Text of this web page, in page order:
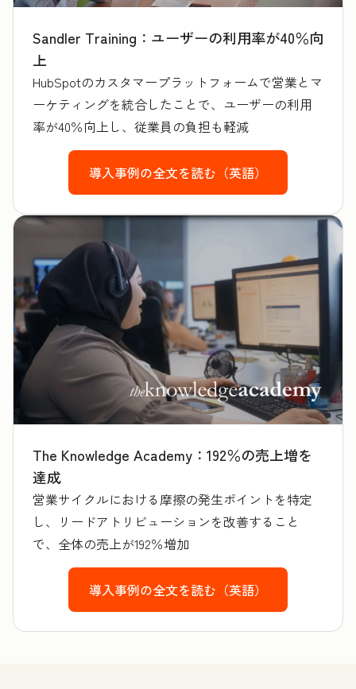
Sandler Training：ユーザーの利用率が40％向
上
HubSpotのカスタマープラットフォームで営業とマ
ーケティングを統合したことで、ユーザーの利用
率が40％向上し、従業員の負担も軽減
導入事例の全文を読む（英語）
The Knowledge Academy：192％の売上増を
達成
営業サイクルにおける摩擦の発生ポイントを特定
し、リードアトリビューションを改善すること
で、全体の売上が192％増加
導入事例の全文を読む（英語）